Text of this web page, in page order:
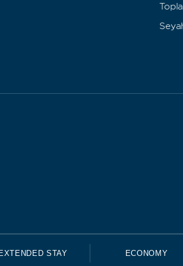
EXTENDED STAY ECONOMY